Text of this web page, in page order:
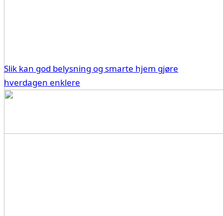
Slik kan god belysning og smarte hjem gjøre
hverdagen enklere